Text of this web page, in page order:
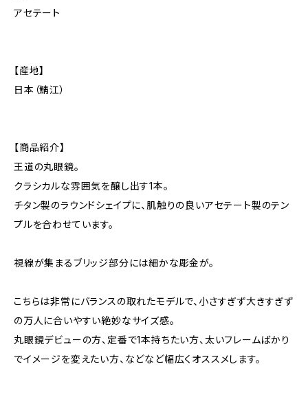
アセテート
【産地】
日本（鯖江）
【商品紹介】
王道の丸眼鏡。
クラシカルな雰囲気を醸し出す1本。
チタン製のラウンドシェイプに、肌触りの良いアセテート製のテン
プルを合わせています。
視線が集まるブリッジ部分には細かな彫金が。
こちらは非常にバランスの取れたモデルで、小さすぎず大きすぎず
の万人に合いやすい絶妙なサイズ感。
丸眼鏡デビューの方、定番で1本持ちたい方、太いフレームばかり
でイメージを変えたい方、などなど幅広くオススメします。